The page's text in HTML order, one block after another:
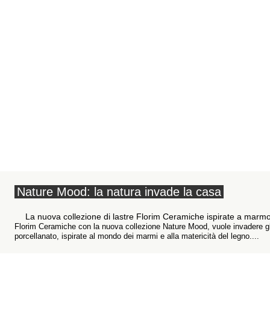
Nature Mood: la natura invade la casa
La nuova collezione di lastre Florim Ceramiche ispirate a
Florim Ceramiche con la nuova collezione Nature Mood, vuole
porcellanato, ispirate al mondo dei marmi e alla matericità del legno....